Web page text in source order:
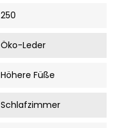
250
Öko-Leder
Höhere Füße
Schlafzimmer